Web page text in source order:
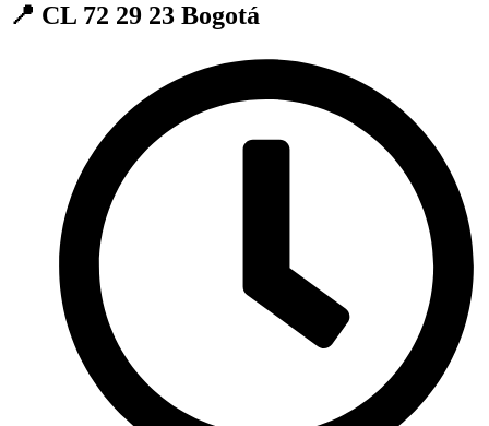
📍 CL 72 29 23 Bogotá